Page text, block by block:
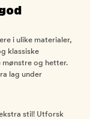
i ulike materialer,
klassiske
mønstre og hetter.
lag under
stil! Utforsk